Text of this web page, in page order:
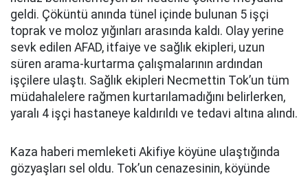
geldi. Çöküntü anında tünel içinde bulunan 5 işçi
toprak ve moloz yığınları arasında kaldı. Olay yerine
sevk edilen AFAD, itfaiye ve sağlık ekipleri, uzun
süren arama-kurtarma çalışmalarının ardından
işçilere ulaştı. Sağlık ekipleri Necmettin Tok’un tüm
müdahalelere rağmen kurtarılamadığını belirlerken,
yaralı 4 işçi hastaneye kaldırıldı ve tedavi altına alındı.
Kaza haberi memleketi Akifiye köyüne ulaştığında
gözyaşları sel oldu. Tok’un cenazesinin, köyünde